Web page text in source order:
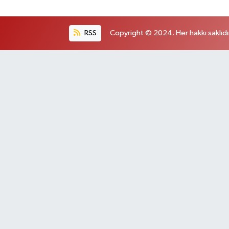
RSS Copyright © 2024. Her hakkı